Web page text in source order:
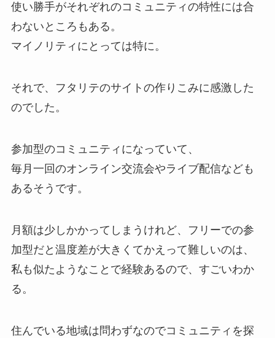
使い勝手がそれぞれのコミュニティの特性には合
わないところもある。
マイノリティにとっては特に。
それで、フタリテのサイトの作りこみに感激した
のでした。
参加型のコミュニティになっていて、
毎月一回のオンライン交流会やライブ配信なども
あるそうです。
月額は少しかかってしまうけれど、フリーでの参
加型だと温度差が大きくてかえって難しいのは、
私も似たようなことで経験あるので、すごいわか
る。
住んでいる地域は問わずなのでコミュニティを探